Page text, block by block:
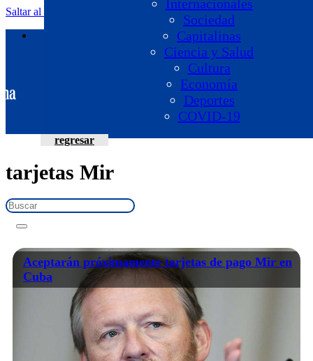
Saltar al contenido principal Saltar al pie de página
Internacionales
Sociedad
Capitalinas
Ciencia y Salud
Cultura
Economía
Deportes
COVID-19
Programas
Periodistas
¿Quiénes Somos?
regresar
tarjetas Mir
Aceptarán próximamente tarjetas de pago Mir en
Cuba